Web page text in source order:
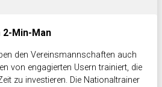
2-Min-Man
den Vereinsmannschaften auch
von engagierten Usern trainiert, die
zu investieren. Die Nationaltrainer